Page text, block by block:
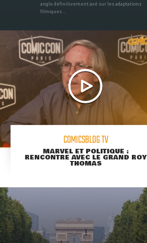
angle définitivement axé sur les adaptations
filmiques ...
COMICSBLOG TV
MARVEL ET POLITIQUE :
RENCONTRE AVEC LE GRAND ROY
THOMAS